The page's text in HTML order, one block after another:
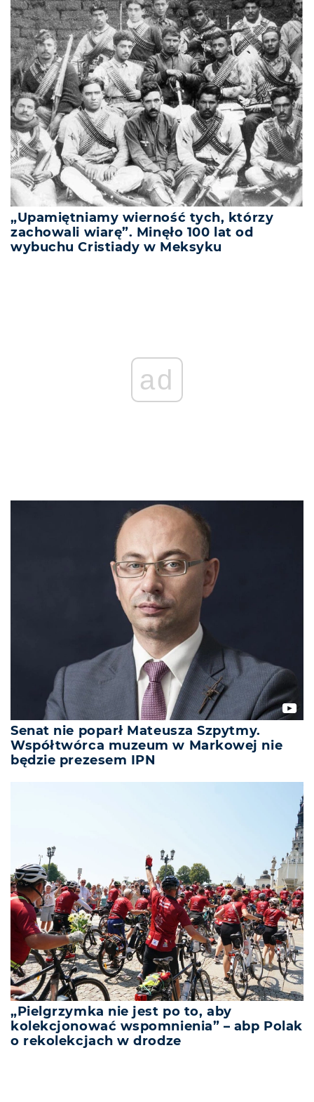
„Upamiętniamy wierność tych, którzy
zachowali wiarę”. Minęło 100 lat od
wybuchu Cristiady w Meksyku
ad
Senat nie poparł Mateusza Szpytmy.
Współtwórca muzeum w Markowej nie
będzie prezesem IPN
„Pielgrzymka nie jest po to, aby
kolekcjonować wspomnienia” – abp Polak
o rekolekcjach w drodze